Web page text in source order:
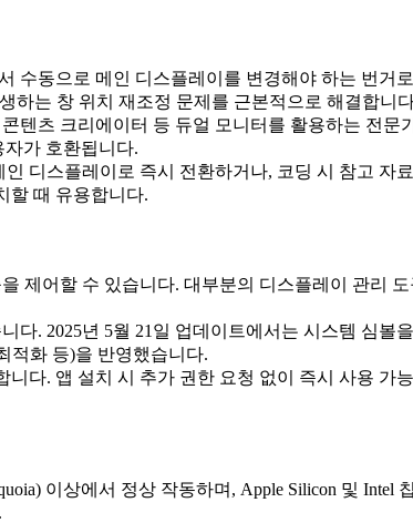
수동으로 메인 디스플레이를 변경해야 하는 번거
하는 창 위치 재조정 문제를 근본적으로 해결합니
텐츠 크리에이터 등 듀얼 모니터를 활용하는 전
자가 호환됩니다.
디스플레이로 즉시 전환하거나, 코딩 시 참고 자
할 때 유용합니다.
제어할 수 있습니다. 대부분의 디스플레이 관리
다. 2025년 5월 21일 업데이트에서는 시스템 심
적화 등)을 반영했습니다.
다. 앱 설치 시 추가 권한 요청 없이 즉시 사용 가
이상에서 정상 작동하며, Apple Silicon 및